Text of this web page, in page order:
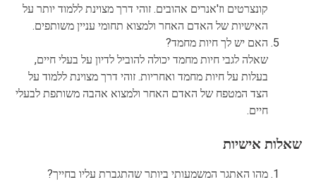
קונצרטים וז'אנרים אהובים. זוהי דרך מצוינת ללמוד יותר על
האישיות של האדם האחר ולמצוא תחומי עניין משותפים.
האם יש לך חיות מחמד?
שאלה לגבי חיות מחמד יכולה להוביל לדיון על בעלי חיים,
בעלות על חיות מחמד ואחריות. זוהי דרך מצוינת ללמוד על
הצד המטפח של האדם האחר ולמצוא אהבה משותפת לבעלי
חיים.
שאלות אישיות
מהו האתגר המשמעותי ביותר שהתגברת עליו בחייך?